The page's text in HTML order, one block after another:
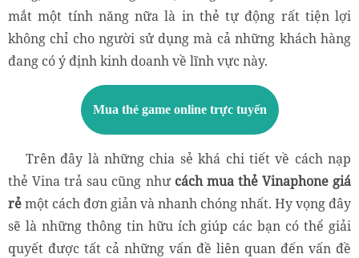
mắt một tính năng nữa là in thẻ tự động rất tiện lợi
không chỉ cho người sử dụng mà cả những khách hàng
đang có ý định kinh doanh về lĩnh vực này.
Mua thẻ game online trực tuyến
Trên đây là những chia sẻ khá chi tiết về cách nạp
thẻ Vina trả sau cũng như cách mua thẻ Vinaphone giá
rẻmột cách đơn giản và nhanh chóng nhất. Hy vọng đây
sẽ là những thông tin hữu ích giúp các bạn có thể giải
quyết được tất cả những vấn đề liên quan đến vấn đề